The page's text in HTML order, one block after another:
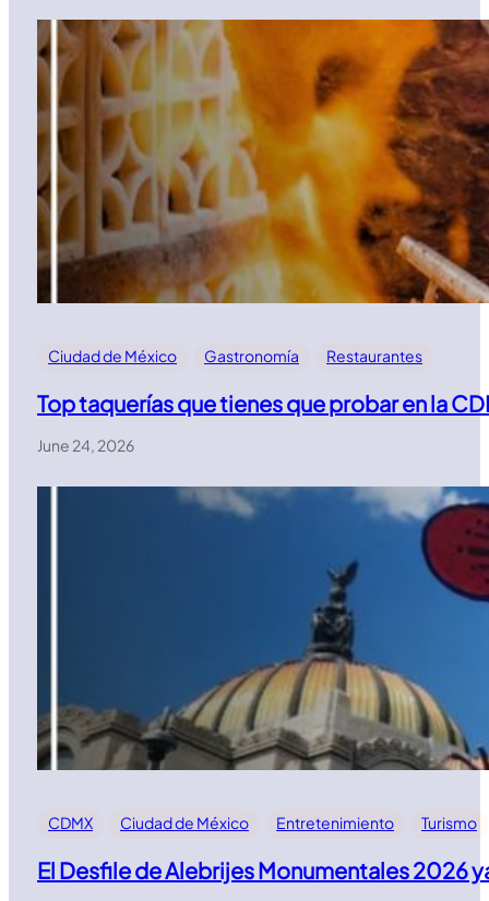
Ciudad de México Gastronomía Restaurantes
Top taquerías que tienes que probar en la
June 24, 2026
CDMX Ciudad de México Entretenimiento Turismo
El Desfile de Alebrijes Monumentales 2026